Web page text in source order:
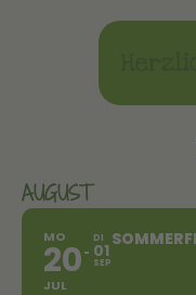
AUGUST
MO
20
JUL
DI
01
SEP